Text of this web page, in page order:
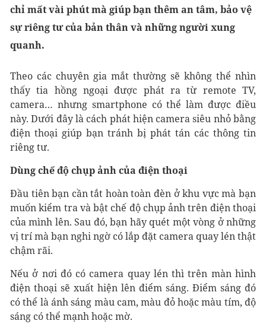
chỉ mất vài phút mà giúp bạn thêm an tâm, bảo vệ
sự riêng tư của bản thân và những người xung
quanh.
Theo các chuyên gia mắt thường sẽ không thể nhìn
thấy tia hồng ngoại được phát ra từ remote TV,
camera… nhưng smartphone có thể làm được điều
này. Dưới đây là cách phát hiện camera siêu nhỏ bằng
điện thoại giúp bạn tránh bị phát tán các thông tin
riêng tư.
Dùng chế độ chụp ảnh của điện thoại
Đầu tiên bạn cần tắt hoàn toàn đèn ở khu vực mà bạn
muốn kiểm tra và bật chế độ chụp ảnh trên điện thoại
của mình lên. Sau đó, bạn hãy quét một vòng ở những
vị trí mà bạn nghi ngờ có lắp đặt camera quay lén thật
chậm rãi.
Nếu ở nơi đó có camera quay lén thì trên màn hình
điện thoại sẽ xuất hiện lên điểm sáng. Điểm sáng đó
có thể là ánh sáng màu cam, màu đỏ hoặc màu tím, độ
sáng có thể mạnh hoặc mờ.